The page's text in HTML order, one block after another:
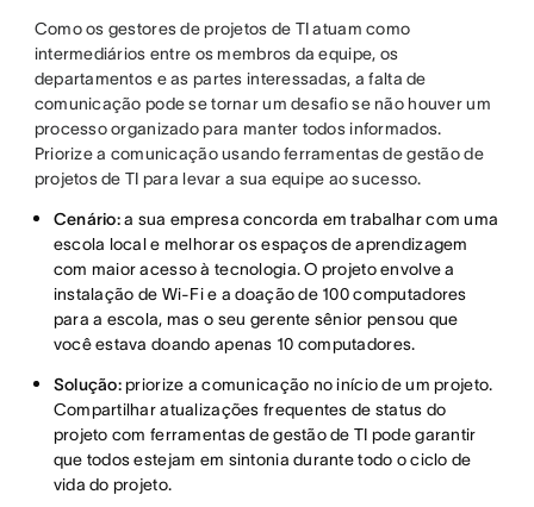
Como os gestores de projetos de TI atuam como
intermediários entre os membros da equipe, os
departamentos e as partes interessadas, a falta de
comunicação pode se tornar um desafio se não houver um
processo organizado para manter todos informados.
Priorize a comunicação usando ferramentas de gestão de
projetos de TI para levar a sua equipe ao sucesso.
Cenário:a sua empresa concorda em trabalhar com uma
escola local e melhorar os espaços de aprendizagem
com maior acesso à tecnologia. O projeto envolve a
instalação de Wi-Fi e a doação de 100 computadores
para a escola, mas o seu gerente sênior pensou que
você estava doando apenas 10 computadores.
Solução:priorize a comunicação no início de um projeto.
Compartilhar atualizações frequentes de status do
projeto com ferramentas de gestão de TI pode garantir
que todos estejam em sintonia durante todo o ciclo de
vida do projeto.